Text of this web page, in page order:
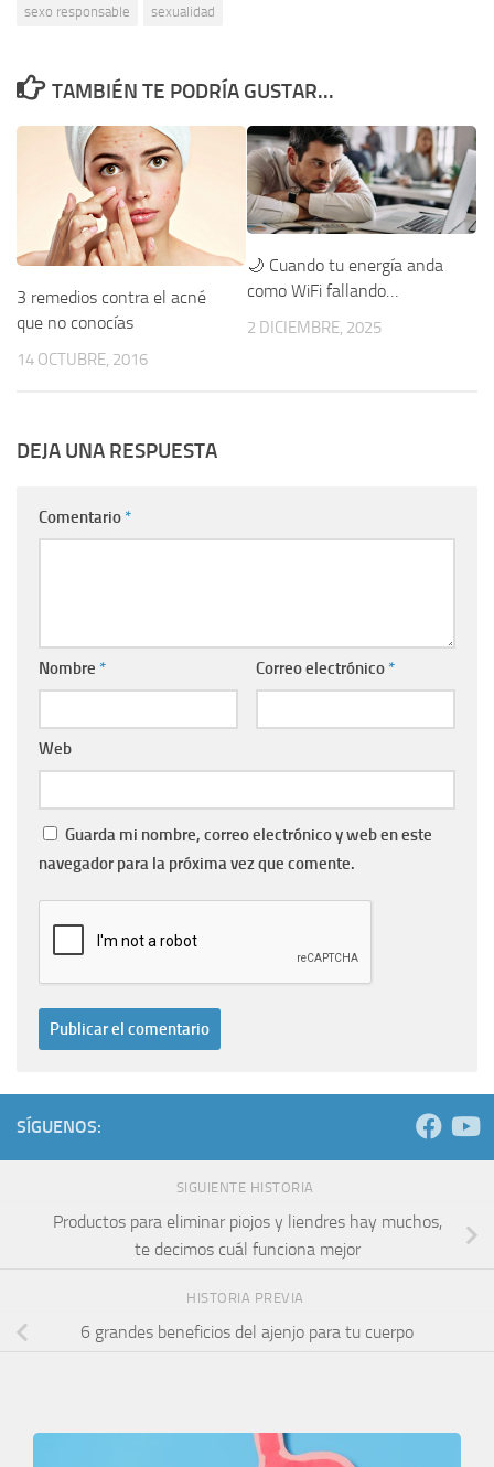
sexo responsable sexualidad
TAMBIÉN TE PODRÍA GUSTAR...
3 remedios contra el acné
que no conocías
14 OCTUBRE, 2016
🌙 Cuando tu energía anda
como WiFi fallando…
2 DICIEMBRE, 2025
DEJA UNA RESPUESTA
Comentario *
Nombre * Correo electrónico *
Web
Guarda mi nombre, correo electrónico y web en este
navegador para la próxima vez que comente.
SÍGUENOS:
SIGUIENTE HISTORIA
Productos para eliminar piojos y liendres hay muchos,
te decimos cuál funciona mejor
HISTORIA PREVIA
6 grandes beneficios del ajenjo para tu cuerpo